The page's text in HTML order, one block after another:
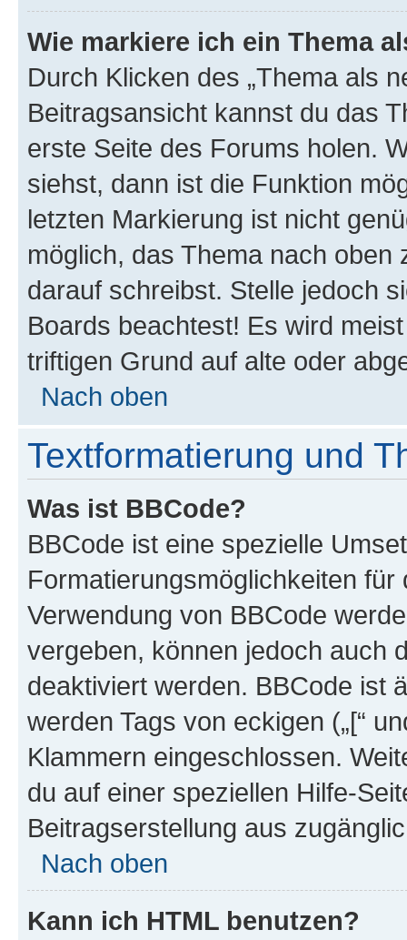
Wie markiere ich ein Thema
Durch Klicken des „Thema als
Beitragsansicht kannst du das
erste Seite des Forums holen.
siehst, dann ist die Funktion
letzten Markierung ist nicht
möglich, das Thema nach oben
darauf schreibst. Stelle jedoch
Boards beachtest! Es wird
triftigen Grund auf alte oder
Nach oben
Textformatierung und
Was ist BBCode?
BBCode ist eine spezielle
Formatierungsmöglichkeiten
Verwendung von BBCode
vergeben, können jedoch auch
deaktiviert werden. BBCode ist
werden Tags von eckigen („[“
Klammern eingeschlossen.
du auf einer speziellen Hilfe-
Beitragserstellung aus
Nach oben
Kann ich HTML benutzen?